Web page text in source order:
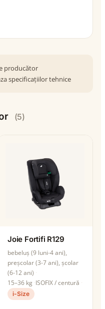
producător
specificațiilor tehnice
(5)
Joie Fortifi R129
bebeluș (9 luni-4 ani),
preșcolar (3-7 ani), școlar
(6-12 ani)
15–36 kg ISOFIX / centură
i-Size